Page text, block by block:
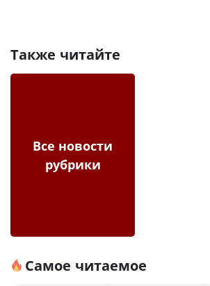
Также читайте
Все новости
рубрики
Самое читаемое